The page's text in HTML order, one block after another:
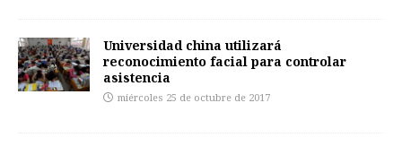
Universidad china utilizará
reconocimiento facial para controlar
asistencia
miércoles 25 de octubre de 2017